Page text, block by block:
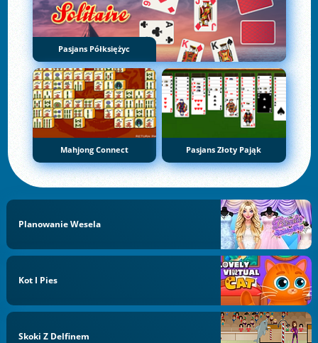
Pasjans Półksiężyc
Mahjong Connect Pasjans Złoty Pająk
Planowanie Wesela
Kot I Pies
Skoki Z Delfinem